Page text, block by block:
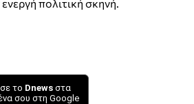
πολιτική σκηνή.
το Dnews στα
σου στη Google